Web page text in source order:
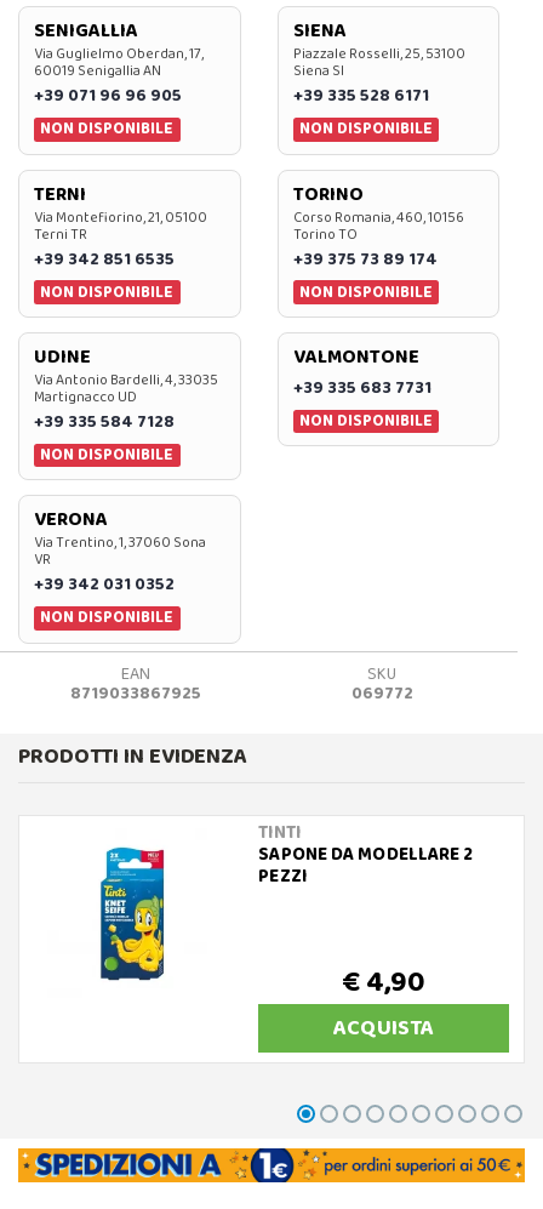
SENIGALLIA
Via Guglielmo Oberdan, 17,
60019 Senigallia AN
+39 071 96 96 905
NON DISPONIBILE
SIENA
Piazzale Rosselli, 25, 53100
Siena SI
+39 335 528 6171
NON DISPONIBILE
TERNI
Via Montefiorino, 21, 05100
Terni TR
+39 342 851 6535
NON DISPONIBILE
TORINO
Corso Romania, 460, 10156
Torino TO
+39 375 73 89 174
NON DISPONIBILE
UDINE
Via Antonio Bardelli, 4, 33035
Martignacco UD
+39 335 584 7128
NON DISPONIBILE
VALMONTONE
+39 335 683 7731
NON DISPONIBILE
VERONA
Via Trentino, 1, 37060 Sona
VR
+39 342 031 0352
NON DISPONIBILE
EAN
8719033867925
SKU
069772
PRODOTTI IN EVIDENZA
TINTI
SAPONE DA MODELLARE 2
PEZZI
€ 4,90
ACQUISTA